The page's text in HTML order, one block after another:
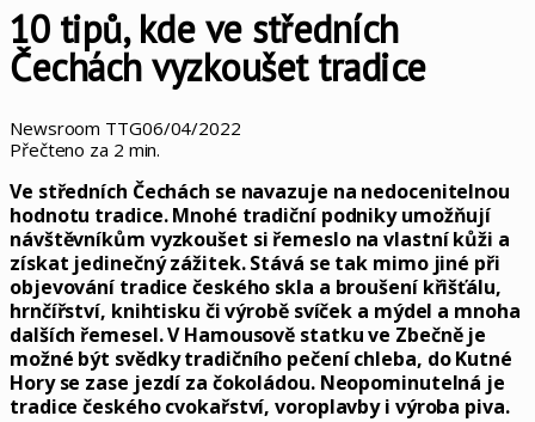
10 tipů, kde ve středních
Čechách vyzkoušet tradice
Newsroom TTG06/04/2022
Přečteno za 2 min.
Ve středních Čechách se navazuje na nedocenitelnou
hodnotu tradice. Mnohé tradiční podniky umožňují
návštěvníkům vyzkoušet si řemeslo na vlastní kůži a
získat jedinečný zážitek. Stává se tak mimo jiné při
objevování tradice českého skla a broušení křišťálu,
hrnčířství, knihtisku či výrobě svíček a mýdel a mnoha
dalších řemesel. V Hamousově statku ve Zbečně je
možné být svědky tradičního pečení chleba, do Kutné
Hory se zase jezdí za čokoládou. Neopominutelná je
tradice českého cvokařství, voroplavby i výroba piva.